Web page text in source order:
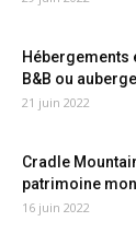
Hébergements
B&B ou
21 juin 2022
Cradle
patrimoine
16 juin 2022